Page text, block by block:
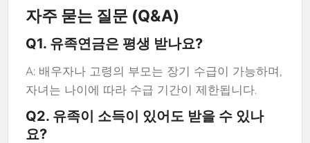
자주 묻는 질문 (Q&A)
Q1. 유족연금은 평생 받나요?
A: 배우자나 고령의 부모는 장기 수급이 가능하며,
자녀는 나이에 따라 수급 기간이 제한됩니다.
Q2. 유족이 소득이 있어도 받을 수 있나
요?